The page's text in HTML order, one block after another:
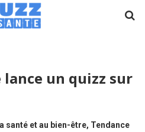
lance un quizz sur
santé et au bien-être, Tendance